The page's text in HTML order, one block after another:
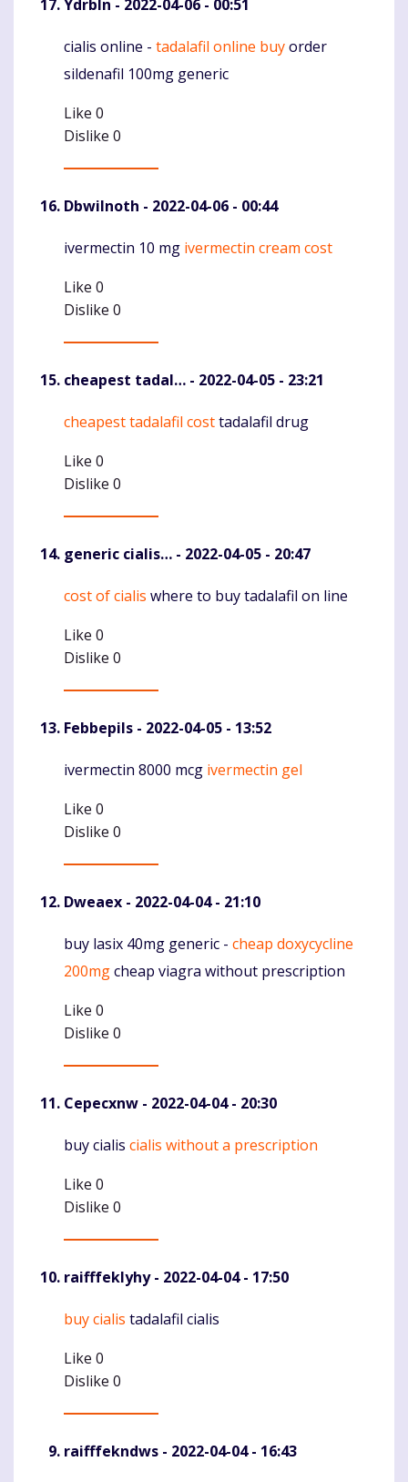
Ydrbln - 2022-04-06 - 00:51
Komentaras
cialis online - tadalafil online buyorder
sildenafil 100mg generic
Like 0
Dislike 0
DbwiInoth - 2022-04-06 - 00:44
Komentaras
ivermectin 10 mg ivermectin cream cost
Like 0
Dislike 0
cheapest tadal… - 2022-04-05 - 23:21
Komentaras
cheapest tadalafil costtadalafil drug
Like 0
Dislike 0
generic cialis… - 2022-04-05 - 20:47
Komentaras
cost of cialis where to buy tadalafil on line
Like 0
Dislike 0
Febbepils - 2022-04-05 - 13:52
Komentaras
ivermectin 8000 mcg ivermectin gel
Like 0
Dislike 0
Dweaex - 2022-04-04 - 21:10
Komentaras
buy lasix 40mg generic - cheap doxycycline
200mgcheap viagra without prescription
Like 0
Dislike 0
Cepecxnw - 2022-04-04 - 20:30
Komentaras
buy cialis cialis without a prescription
Like 0
Dislike 0
raifffeklyhy- 2022-04-04 - 17:50
Komentaras
buy cialis tadalafil cialis
Like 0
Dislike 0
raifffekndws - 2022-04-04 - 16:43